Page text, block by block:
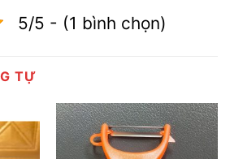
5/5 - (1 bình chọn)
TỰ